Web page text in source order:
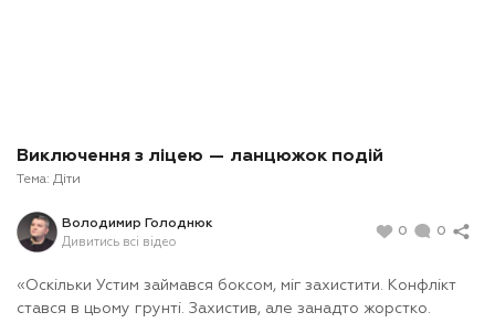
Виключення з ліцею — ланцюжок подій
Тема: Діти
Володимир Голоднюк
Дивитись всі відео
0 0
«Оскільки Устим займався боксом, міг захистити. Конфлікт
стався в цьому грунті. Захистив, але занадто жорстко.